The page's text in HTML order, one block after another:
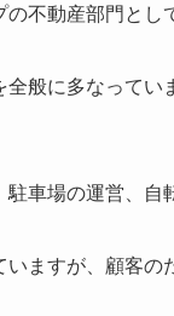
不動産部門とし
般に多なって
車場の運営、自
ますが、顧客